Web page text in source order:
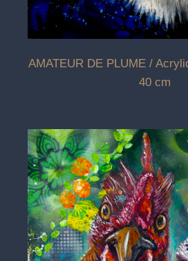
AMATEUR DE PLUME /
40 cm